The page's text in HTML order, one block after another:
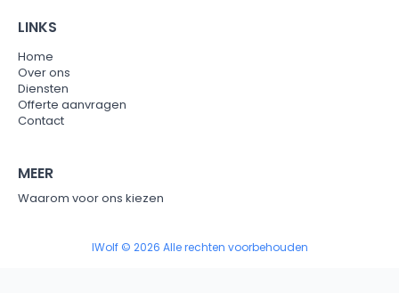
LINKS
Home
Over ons
Diensten
Offerte aanvragen
Contact
MEER
Waarom voor ons kiezen
IWolf © 2026 Alle rechten voorbehouden